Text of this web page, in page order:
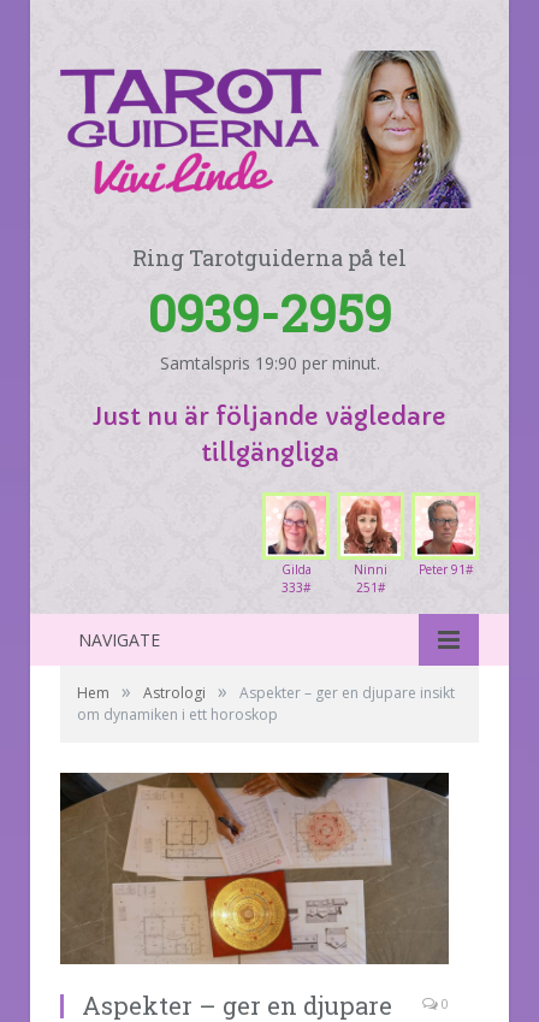
Ring Tarotguiderna på tel
0939-2959
Samtalspris 19:90 per minut.
Just nu är följande vägledare
tillgängliga
Peter 91#
Ninni
251#
Gilda
333#
NAVIGATE
Hem » Astrologi »
Aspekter – ger en djupare insikt
om dynamiken i ett horoskop
Aspekter – ger en djupare
0